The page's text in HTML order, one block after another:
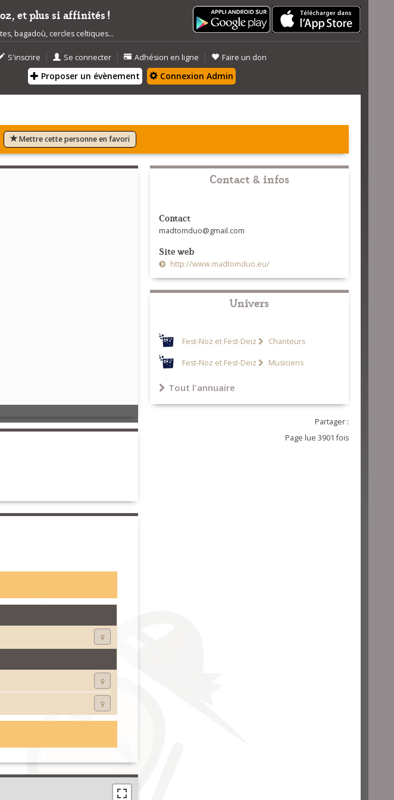
et plus si affinités !
bagadoù, cercles celtiques...
S'inscrire | Se connecter | Adhésion en ligne | Faire un don
Proposer un évènement Connexion Admin
Mettre cette personne en favori
Contact & infos
Contact
madtomduo@gmail.com
Site web
http://www.madtomduo.eu/
Univers
Fest-Noz et Fest-Deiz Chanteurs
Fest-Noz et Fest-Deiz Musiciens
Tout l'annuaire
Partager :
Page lue 3901 fois